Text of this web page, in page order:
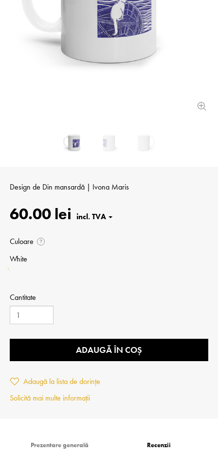
Design de Din mansardă | Ivona Maris
60.00 lei
Culoare ?
White
Cantitate
ADAUGĂ ÎN COȘ
Adaugă la lista de dorințe
Solicită mai multe informații
Prezentare generală Recenzii